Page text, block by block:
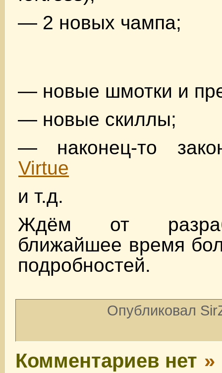
— 2 новых чампа;
— новые шмотки и
— новые скиллы;
— наконец-то
Virtue
и т.д.
Ждём от
ближайшее время
подробностей.
Опубликовал
Комментариев нет »